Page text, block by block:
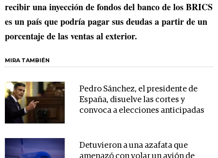
recibir una inyección de fondos del banco de los BRICS
es un país que podría pagar sus deudas a partir de un
porcentaje de las ventas al exterior.
MIRA TAMBIÉN
Pedro Sánchez, el presidente de
España, disuelve las cortes y
convoca a elecciones anticipadas
Detuvieron a una azafata que
amenazó con volar un avión de